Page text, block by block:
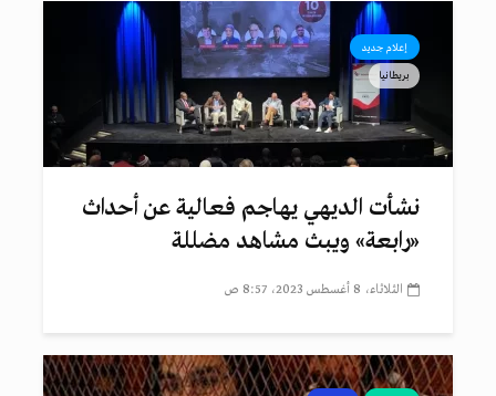
إعلام جديد
بريطانيا
نشأت الديهي يهاجم فعالية عن أحداث
«رابعة» ويبث مشاهد مضللة
الثلاثاء، 8 أغسطس 2023، 8:57 ص